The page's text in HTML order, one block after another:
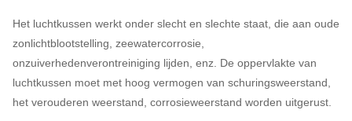
Het luchtkussen werkt onder slecht en slechte staat, die aan oude
zonlichtblootstelling, zeewatercorrosie,
onzuiverhedenverontreiniging lijden, enz. De oppervlakte van
luchtkussen moet met hoog vermogen van schuringsweerstand,
het verouderen weerstand, corrosieweerstand worden uitgerust.